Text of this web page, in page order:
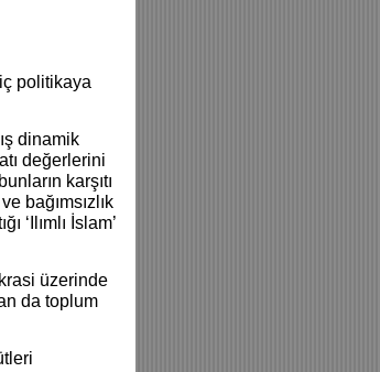
politikaya
dinamik
değerlerini
karşıtı
bağımsızlık
‘Ilımlı İslam’
üzerinde
da toplum